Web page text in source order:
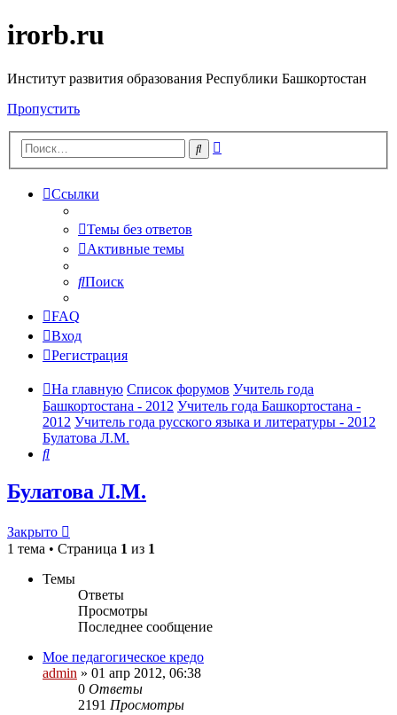
irorb.ru
Институт развития образования Республики Башкортостан
Пропустить
Поиск
Ссылки
Темы без ответов
Активные темы
Поиск
FAQ
Вход
Регистрация
На главную Список форумов Учитель года
Башкортостана - 2012 Учитель года Башкортостана -
2012 Учитель года русского языка и литературы - 2012
Булатова Л.М.
Поиск
Булатова Л.М.
Закрыто
1 тема • Страница 1 из 1
Темы
Ответы
Просмотры
Последнее сообщение
Мое педагогическое кредо
admin » 01 апр 2012, 06:38
0 Ответы
2191 Просмотры